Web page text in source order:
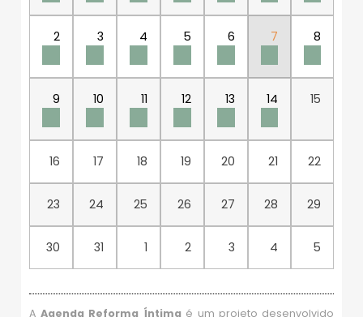
2 3 4 5 6 7 8
9 10 11 12 13 14 15
16 17 18 19 20 21 22
23 24 25 26 27 28 29
30 31 1 2 3 4 5
AAgenda Reforma Íntima é um projeto desenvolvido